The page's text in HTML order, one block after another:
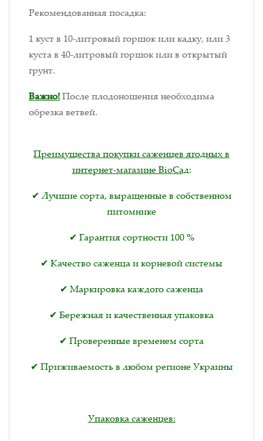
Рекомендованная посадка:
1 куст в 10-литровый горшок или кадку, или 3
куста в 40-литровый горшок или в открытый
грунт.
Важно!После плодоношения необходима
обрезка ветвей.
Преимущества покупки саженцев ягодных в
интернет-магазине BioСад:
✔ Лучшие сорта, выращенные в собственном
питомнике
✔ Гарантия сортности 100 %
✔ Качество саженца и корневой системы
✔ Маркировка каждого саженца
✔ Бережная и качественная упаковка
✔ Проверенные временем сорта
✔ Приживаемость в любом регионе Украины
Упаковка саженцев: